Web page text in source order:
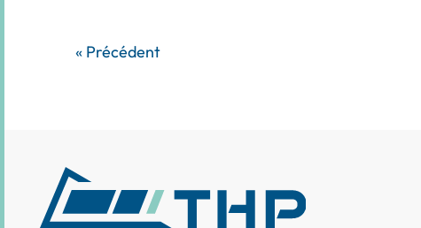
« Précédent